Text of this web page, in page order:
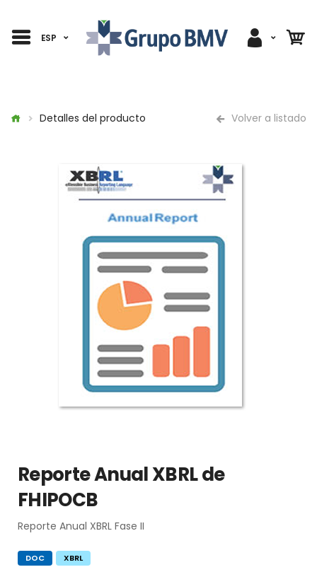
ESP
Detalles del producto Volver a listado
Reporte Anual XBRL de
FHIPOCB
Reporte Anual XBRL Fase II
DOC XBRL